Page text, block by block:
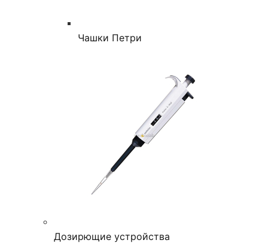
Чашки Петри
Дозирющие устройства